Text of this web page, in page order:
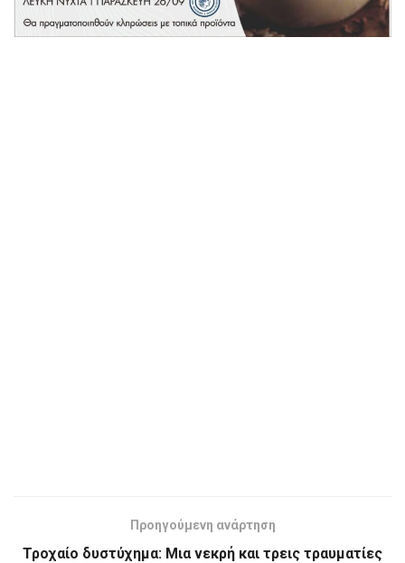
Προηγούμενη ανάρτηση
Τροχαίο δυστύχημα: Μια νεκρή και τρεις τραυματίες